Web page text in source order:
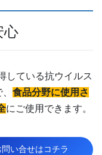
心
している抗ウイルス
食品分野に使用さ
にご使用できます。
い合せはコチラ